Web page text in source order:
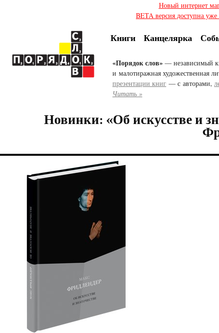
Новый интернет
BETA версия доступна
Книги Канцелярка
«Порядок слов» — независимый
и малотиражная художественная
презентации книг — с авторами,
Читать »
Новинки: «Об искусстве и